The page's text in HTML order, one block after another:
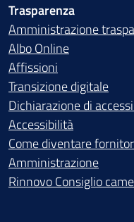
Trasparenza
Amministrazione
Albo Online
Affissioni
Transizione digitale
Dichiarazione di
Accessibilità
Come diventare
Amministrazione
Rinnovo Consiglio